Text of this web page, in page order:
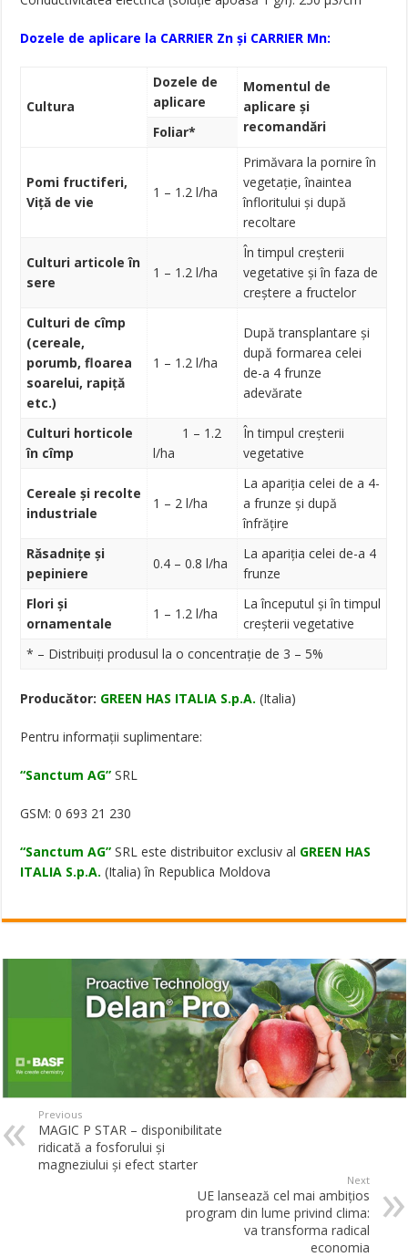
Dozele de aplicare la CARRIER Zn și CARRIER Mn:
Cultura
Dozele de
aplicare
Momentul de
aplicare și
recomandări
Foliar*
Pomi fructiferi,
Viță de vie
1 – 1.2 l/ha
Primăvara la pornire în
vegetație, înaintea
înfloritului și după
recoltare
Culturi articole în
sere
1 – 1.2 l/ha
În timpul creșterii
vegetative și în faza de
creștere a fructelor
Culturi de cîmp
(cereale,
porumb, floarea
soarelui, rapiță
etc.)
1 – 1.2 l/ha
După transplantare și
după formarea celei
de-a 4 frunze
adevărate
Culturi horticole
în cîmp
1 – 1.2
l/ha
În timpul creșterii
vegetative
Cereale și recolte
industriale
1 – 2 l/ha
La apariția celei de a 4-
a frunze și după
înfrățire
Răsadnițe și
pepiniere
0.4 – 0.8 l/ha
La apariția celei de-a 4
frunze
Flori și
ornamentale
1 – 1.2 l/ha
La începutul și în timpul
creșterii vegetative
* – Distribuiți produsul la o concentrație de 3 – 5%
Producător: GREEN HAS ITALIA S.p.A. (Italia)
Pentru informaţii suplimentare:
“Sanctum AG” SRL
GSM: 0 693 21 230
“Sanctum AG” SRL este distribuitor exclusiv al GREEN HAS
ITALIA S.p.A. (Italia) în Republica Moldova
Previous
MAGIC P STAR – disponibilitate
ridicată a fosforului și
magneziului și efect starter
Next
UE lansează cel mai ambiţios
program din lume privind clima:
va transforma radical
economia